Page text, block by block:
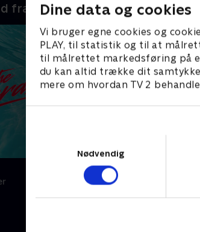
Dine data og cookies
Vi bruger egne cookies og
PLAY, til statistik og til at
til målrettet markedsføring på
du kan altid trække dit samtykke
mere om hvordan TV 2
Nødvendig
fra Disney+